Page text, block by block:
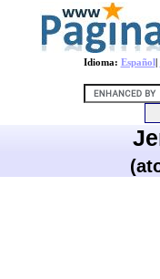
Idioma: Español|